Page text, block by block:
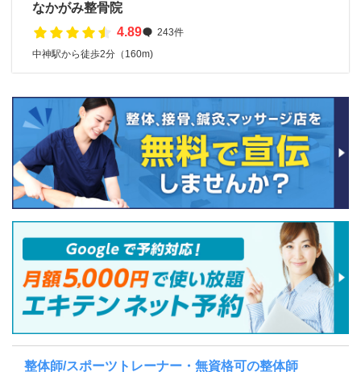
なかがみ整骨院
4.89
243件
中神駅から徒歩2分（160m)
整体師/スポーツトレーナー・無資格可の整体師